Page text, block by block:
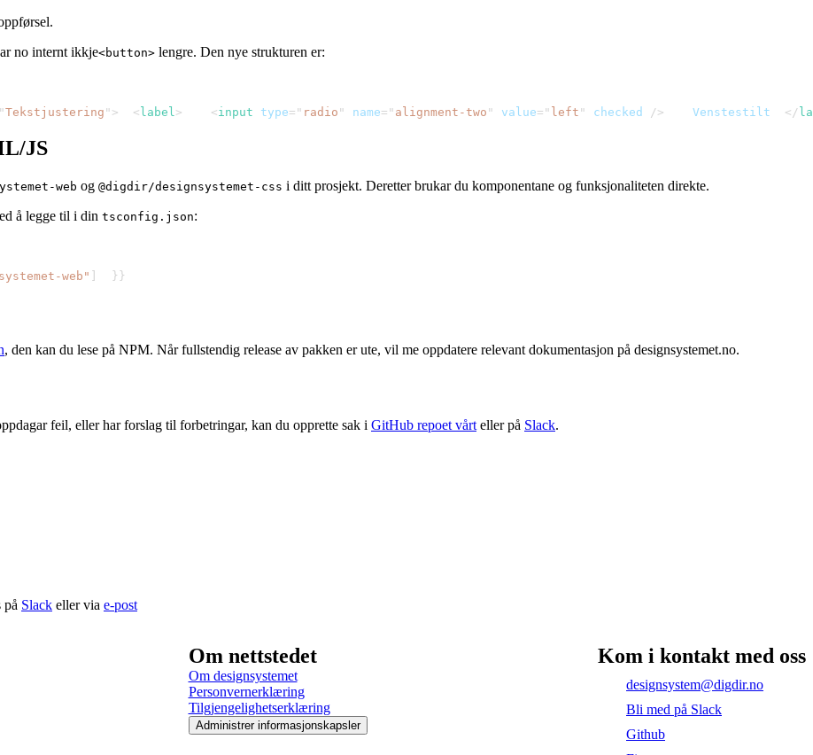
no internt ikkje<button> lengre. Den nye strukturen er:
"Tekstjustering " > < label > <input type= " radio " name= " alignment-two " value= " left " checked />
    Venstestilt
</
JS
web og @digdir/designsystemet-css i ditt prosjekt. Deretter brukar du komponentane og funksjonaliteten direkte.
å legge til i din tsconfig.json:
web" } }
, den kan du lese på NPM. Når fullstendig release av pakken er ute, vil me oppdatere relevant dokumentasjon på designsystemet.no.
feil, eller har forslag til forbetringar, kan du opprette sak i GitHub repoet vårt eller på Slack.
på Slack eller via e-post
Om nettstedet
Om designsystemet
Personvernerklæring
Tilgjengelighetserklæring
Administrer informasjonskapsler
Kom i kontakt med oss
designsystem@digdir.no
Bli med på Slack
Github